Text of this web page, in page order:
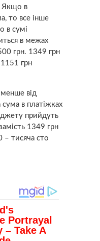
Якщо в
то все інше
в сумі
в межах
грн. 1349 грн
1151 грн
від
сума в платіжках
прийдуть
1349 грн
– тисяча сто